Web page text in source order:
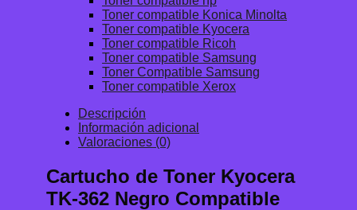
Toner compatible Konica Minolta
Toner compatible Kyocera
Toner compatible Ricoh
Toner compatible Samsung
Toner Compatible Samsung
Toner compatible Xerox
Descripción
Información adicional
Valoraciones (0)
Cartucho de Toner Kyocera
TK-362 Negro Compatible